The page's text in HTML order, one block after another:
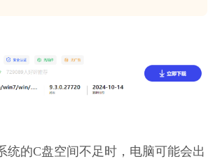
统的C盘空间不足时，电脑可能会出